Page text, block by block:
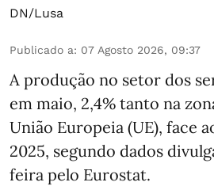
DN/Lusa
Publicado a: 07 Agosto 2026, 09:37
A produção no setor dos
em maio, 2,4% tanto na
União Europeia (UE), face
2025, segundo dados
feira pelo Eurostat.